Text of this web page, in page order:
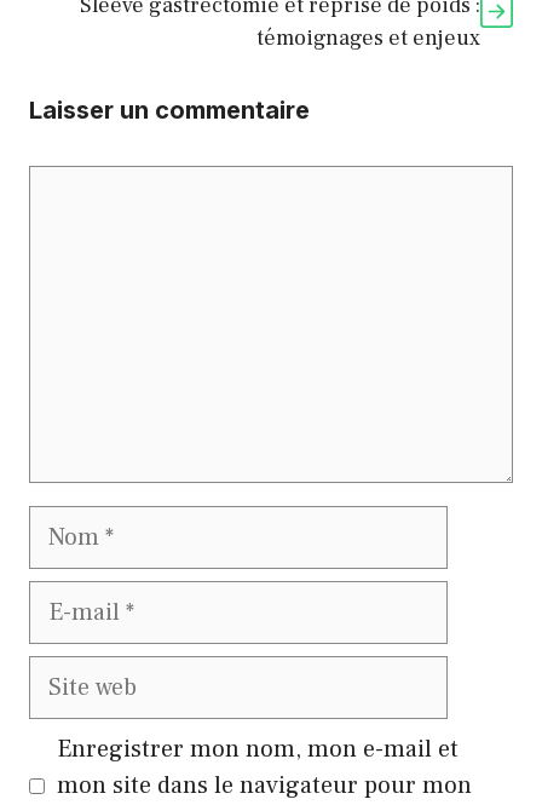
témoignages et enjeux
Laisser un commentaire
Nom
E-
Site
Enregistrer mon nom, mon e-mail et
mon site dans le navigateur pour mon